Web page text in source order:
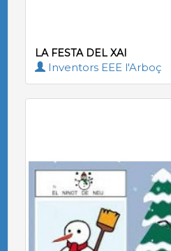
LA FESTA DEL XAI
Inventors EEE l'Arboç